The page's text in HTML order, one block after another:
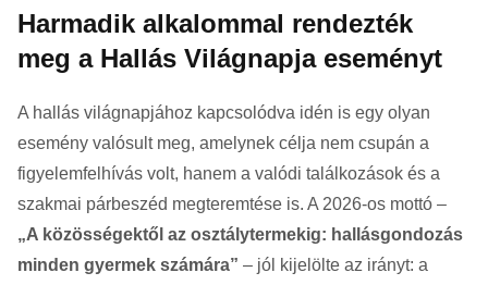
Harmadik alkalommal rendezték
meg a Hallás Világnapja eseményt
A hallás világnapjához kapcsolódva idén is egy olyan
esemény valósult meg, amelynek célja nem csupán a
figyelemfelhívás volt, hanem a valódi találkozások és a
szakmai párbeszéd megteremtése is. A 2026-os mottó –
„A közösségektől az osztálytermekig: hallásgondozás
minden gyermek számára” – jól kijelölte az irányt: a